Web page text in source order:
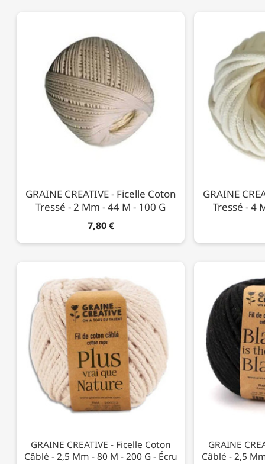
GRAINE CREATIVE - Ficelle Coton
Tressé - 2 Mm - 44 M - 100 G
7,80 €
GRAINE
Tressé - 4
GRAINE CREATIVE - Ficelle Coton
Câblé - 2,5 Mm - 80 M - 200 G - Écru
GRAINE
Câblé - 2,5